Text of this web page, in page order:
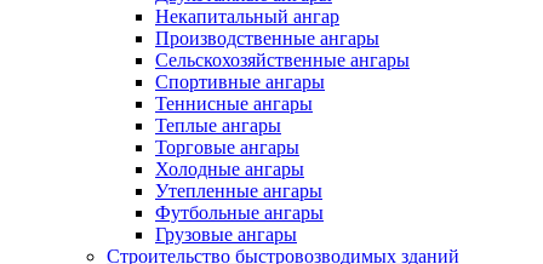
Некапитальный ангар
Производственные ангары
Сельскохозяйственные ангары
Спортивные ангары
Теннисные ангары
Теплые ангары
Торговые ангары
Холодные ангары
Утепленные ангары
Футбольные ангары
Грузовые ангары
Строительство быстровозводимых зданий